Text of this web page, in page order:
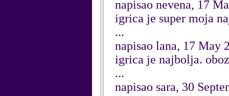
napisao nevena, 17
igrica je super moja
...
napisao lana, 17 May
igrica je najbolja.
...
napisao sara, 30